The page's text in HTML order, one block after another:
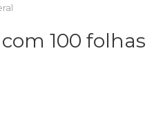
100 folhas